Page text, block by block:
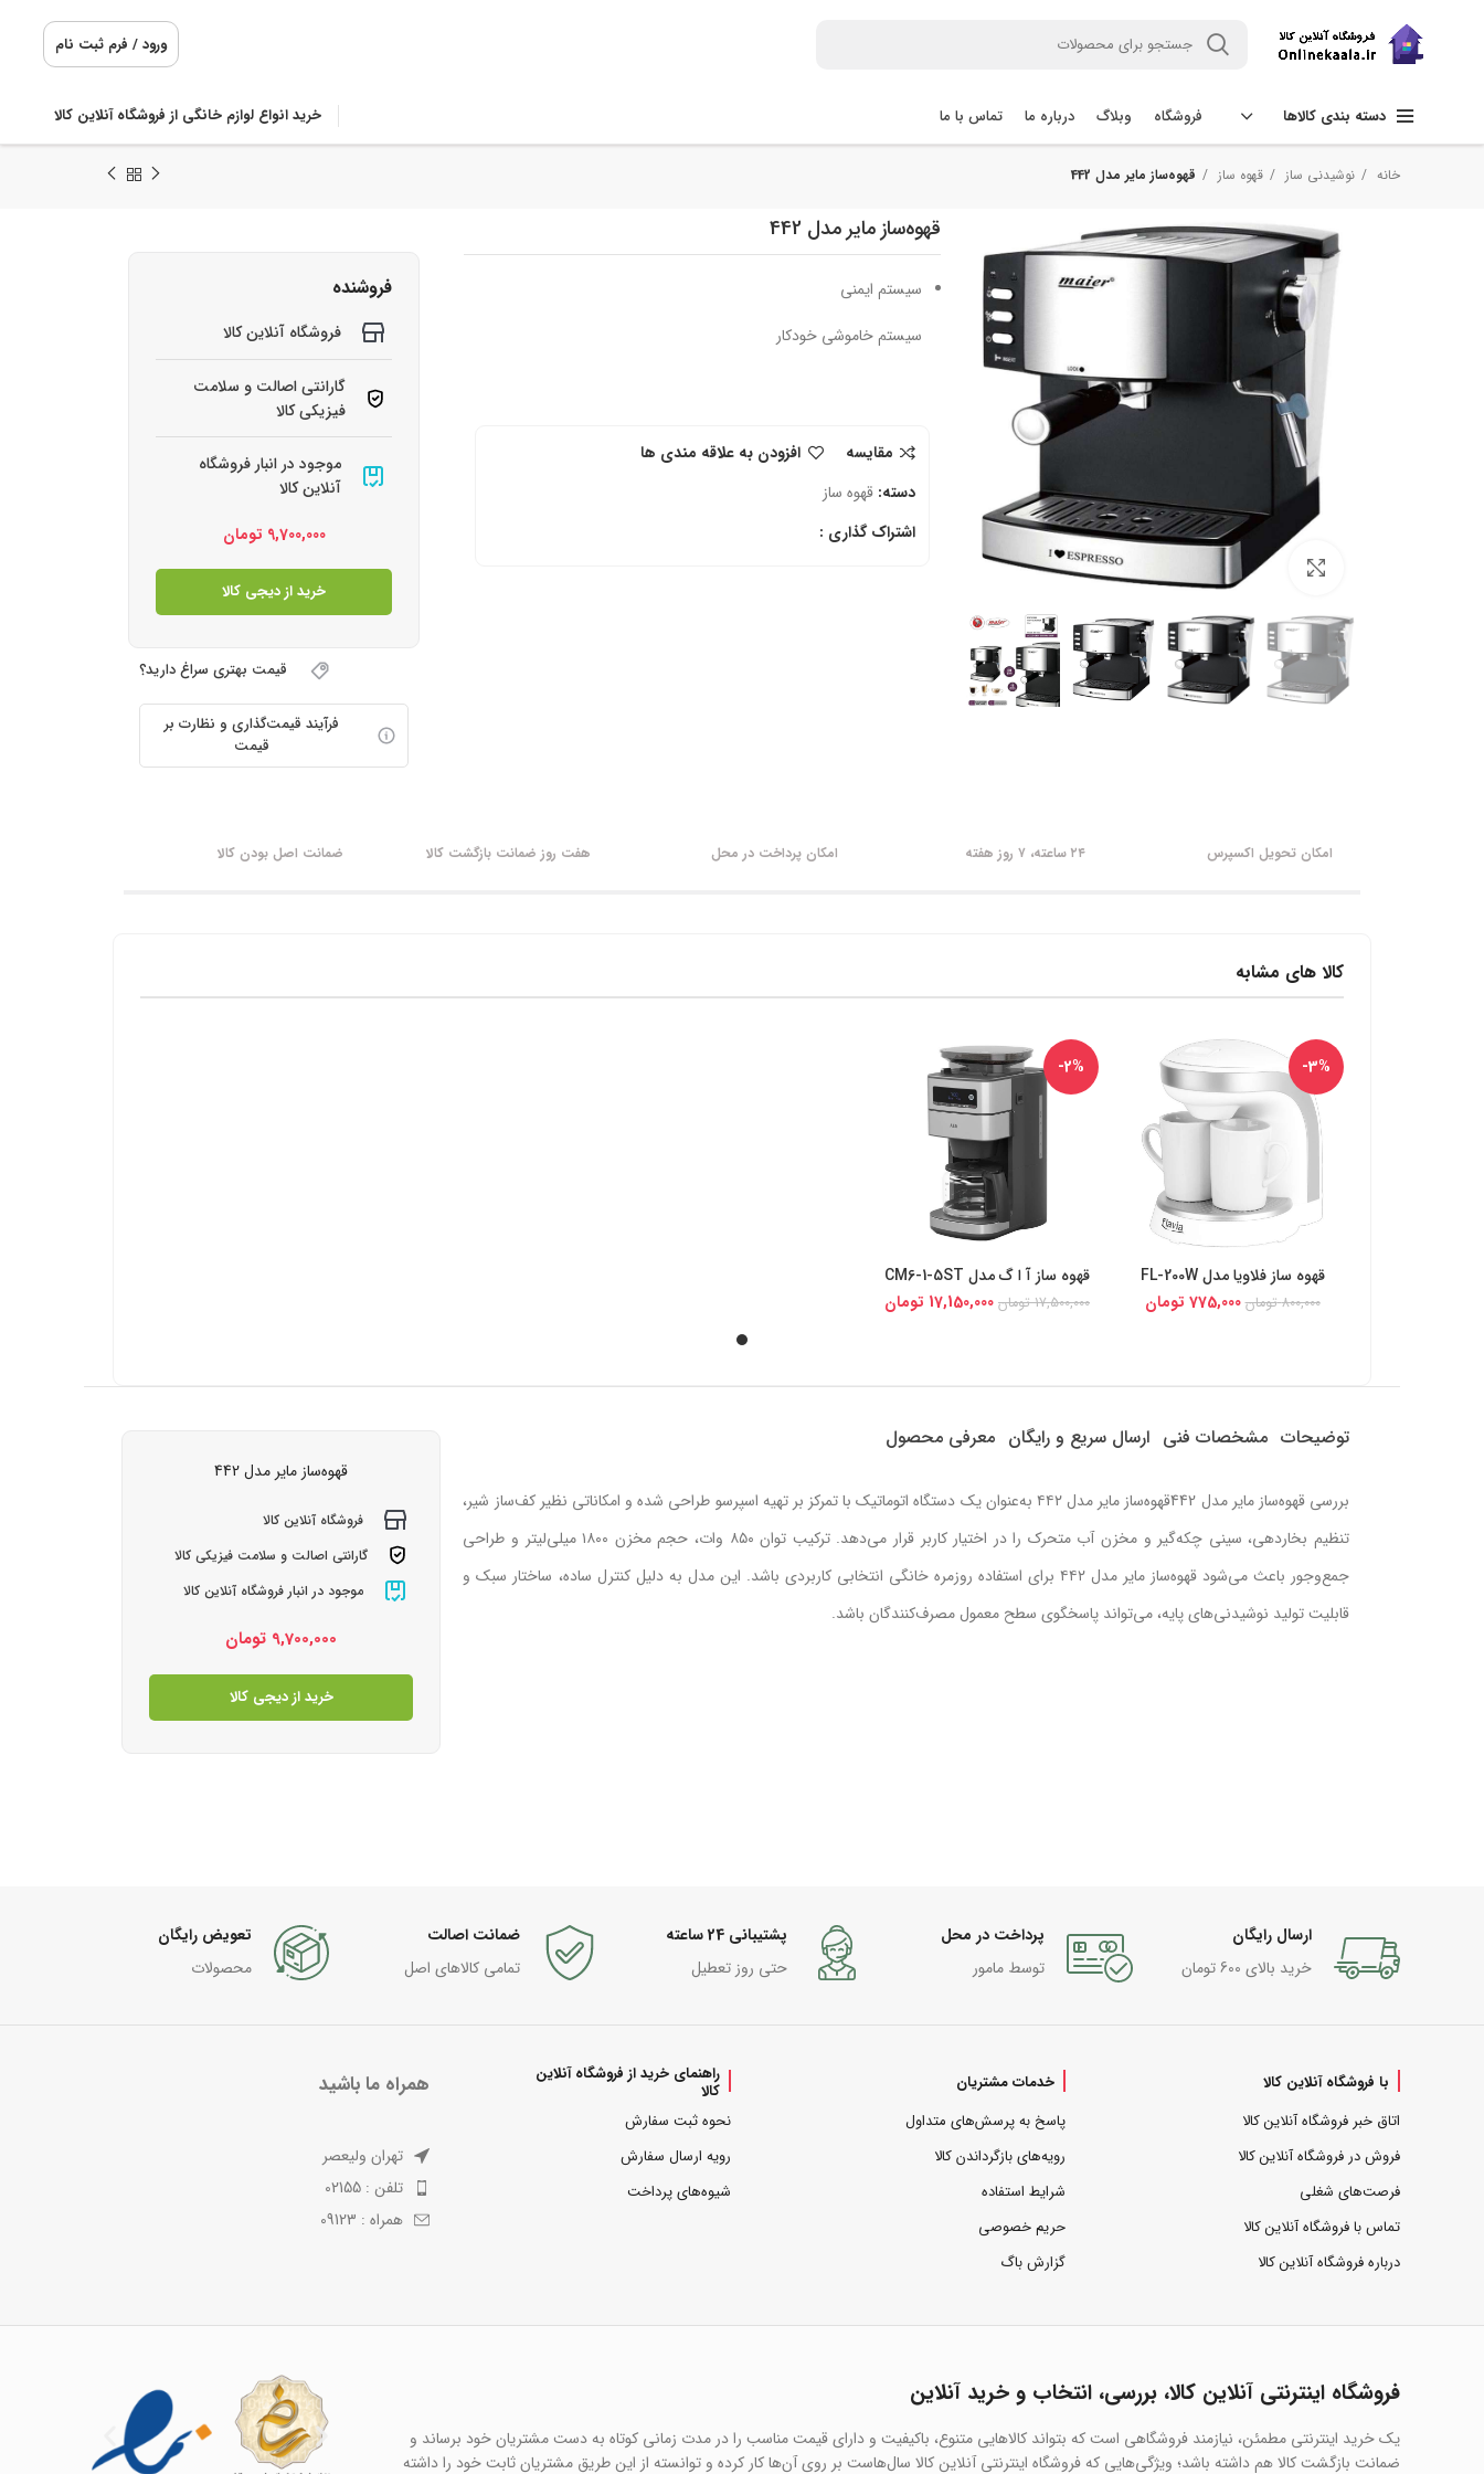
ورود / فرم ثبت نام
دسته بندی کالاها فروشگاه وبلاگ درباره ما تماس با ما خرید انواع لوازم خانگی از فروشگاه آنلاین کالا
خانه نوشیدنی ساز قهوه ساز قهوه‌ساز مایر مدل 442
برای بزرگنمایی کلیک کنید
قهوه‌ساز مایر مدل 442
سیستم ایمنی
سیستم خاموشی خودکار
مقایسه
افزودن به علاقه مندی ها
دسته: قهوه ساز
اشتراک گذاری :
فروشنده
فروشگاه آنلاین کالا
گارانتی اصالت و سلامت
فیزیکی کالا
موجود در انبار فروشگاه
آنلاین کالا
9,700,000 تومان
خرید از دیجی کالا
قیمت بهتری سراغ دارید؟
فرآیند قیمت‌گذاری و نظارت بر
قیمت
امکان تحویل اکسپرس ۲۴ ساعته، ۷ روز هفته امکان پرداخت در محل هفت روز ضمانت بازگشت کالا ضمانت اصل بودن کالا
کالا های مشابه
-3%
خرید از دیجی کالا
قهوه ساز فلاویا مدل FL-200W
800,000 تومان 775,000 تومان
-2%
خرید از دیجی کالا
قهوه ساز آ ا گ مدل CM6-1-5ST
17,500,000 تومان 17,150,000 تومان
توضیحات مشخصات فنی ارسال سریع و رایگان معرفی محصول
بررسی قهوه‌ساز مایر مدل 442قهوه‌ساز مایر مدل ۴۴۲ به‌عنوان یک دستگاه اتوماتیک با تمرکز بر تهیه اسپرسو طراحی شده و امکاناتی نظیر کف‌ساز شیر،
تنظیم بخاردهی، سینی چکه‌گیر و مخزن آب متحرک را در اختیار کاربر قرار می‌دهد. ترکیب توان ۸۵۰ وات، حجم مخزن ۱۸۰۰ میلی‌لیتر و طراحی
جمع‌وجور باعث می‌شود قهوه‌ساز مایر مدل ۴۴۲ برای استفاده روزمره خانگی انتخابی کاربردی باشد. این مدل به دلیل کنترل ساده، ساختار سبک و
قابلیت تولید نوشیدنی‌های پایه، می‌تواند پاسخگوی سطح معمول مصرف‌کنندگان باشد.
قهوه‌ساز مایر مدل 442
فروشگاه آنلاین کالا
گارانتی اصالت و سلامت فیزیکی کالا
موجود در انبار فروشگاه آنلاین کالا
9,700,000 تومان
خرید از دیجی کالا
ارسال رایگان
خرید بالای 600 تومان
پرداخت در محل
توسط مامور
پشتیبانی 24 ساعته
حتی روز تعطیل
ضمانت اصالت
تمامی کالاهای اصل
تعویض رایگان
محصولات
با فروشگاه آنلاین کالا
اتاق خبر فروشگاه آنلاین کالا
فروش در فروشگاه آنلاین کالا
فرصت‌های شغلی
تماس با فروشگاه آنلاین کالا
درباره فروشگاه آنلاین کالا
خدمات مشتریان
پاسخ به پرسش‌های متداول
رویه‌های بازگرداندن کالا
شرایط استفاده
حریم خصوصی
گزارش باگ
راهنمای خرید از فروشگاه آنلاین
کالا
نحوه ثبت سفارش
رویه ارسال سفارش
شیوه‌های پرداخت
همراه ما باشید
تهران ولیعصر
تلفن : 02155
همراه : 09123
فروشگاه اینترنتی آنلاین کالا، بررسی، انتخاب و خرید آنلاین
یک خرید اینترنتی مطمئن، نیازمند فروشگاهی است که بتواند کالاهایی متنوع، باکیفیت و دارای قیمت مناسب را در مدت زمانی کوتاه به دست مشتریان خود برساند و
ضمانت بازگشت کالا هم داشته باشد؛ ویژگی‌هایی که فروشگاه اینترنتی آنلاین کالا سال‌هاست بر روی آن‌ها کار کرده و توانسته از این طریق مشتریان ثابت خود را داشته